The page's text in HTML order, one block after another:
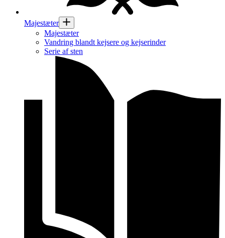
Majestæter
Majestæter
Vandring blandt kejsere og kejserinder
Serie af sten